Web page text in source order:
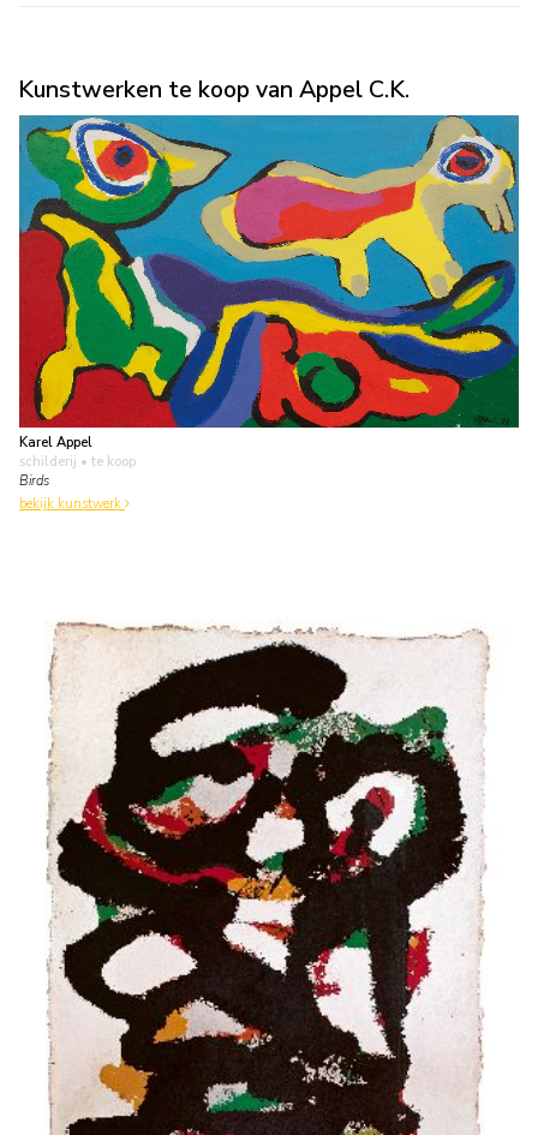
Kunstwerken te koop van Appel C.K.
Karel Appel
schilderij • te koop
Birds
bekijk kunstwerk